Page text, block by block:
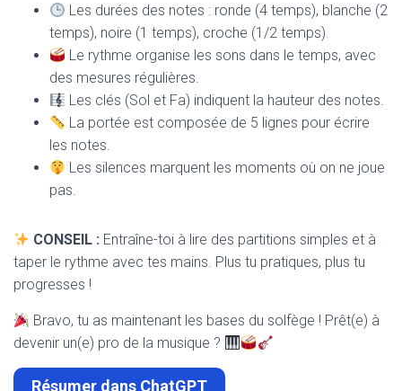
Les durées des notes : ronde (4 temps), blanche (2
temps), noire (1 temps), croche (1/2 temps).
Le rythme organise les sons dans le temps, avec
des mesures régulières.
Les clés (Sol et Fa) indiquent la hauteur des notes.
La portée est composée de 5 lignes pour écrire
les notes.
Les silences marquent les moments où on ne joue
pas.
CONSEIL : Entraîne-toi à lire des partitions simples et à
taper le rythme avec tes mains. Plus tu pratiques, plus tu
progresses !
Bravo, tu as maintenant les bases du solfège ! Prêt(e) à
devenir un(e) pro de la musique ?
Résumer dans ChatGPT